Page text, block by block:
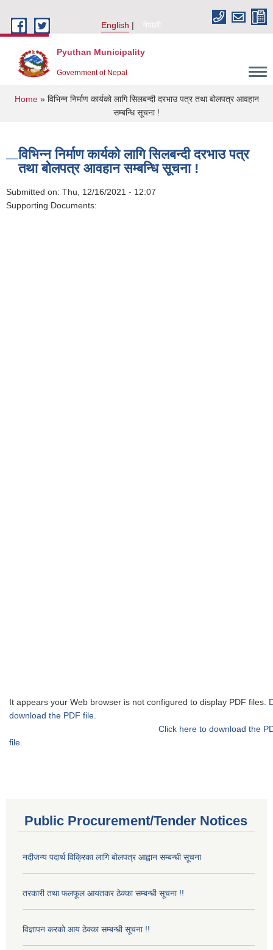
English
नेपाली
Pyuthan Municipality
Government of Nepal
You are here
Home» विभिन्न निर्माण कार्यको लागि सिलबन्दी दरभाउ पत्र तथा बोलपत्र आवहान
सम्बन्धि सूचना !
विभिन्न निर्माण कार्यको लागि सिलबन्दी दरभाउ पत्र
तथा बोलपत्र आवहान सम्बन्धि सूचना !
Submitted on: Thu, 12/16/2021 - 12:07
Supporting Documents:
It appears your Web browser is not configured to display PDF files.
download the PDF file.
Click here to download the
file.
Public Procurement/Tender Notices
नदीजन्य पदार्थ विक्रिका लागि बोलपत्र आह्वान सम्बन्धी सूचना
तरकारी तथा फलफूल आयतकर ठेक्का सम्बन्धी सूचना !!
विज्ञापन करको आय ठेक्का सम्बन्धी सूचना !!